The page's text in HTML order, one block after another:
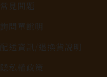
常見問題
詢問單說明
配送資訊/退換貨說明
隱私權政策